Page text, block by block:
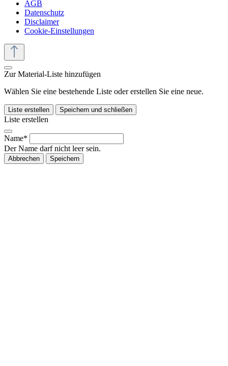
AGB
Datenschutz
Disclaimer
Cookie-Einstellungen
Zur Material-Liste hinzufügen
Wählen Sie eine bestehende Liste oder erstellen Sie eine neue.
Liste erstellen Speichern und schließen
Liste erstellen
Name*
Der Name darf nicht leer sein.
Abbrechen Speichern